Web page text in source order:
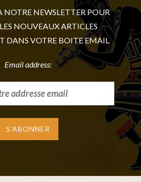
NOTRE NEWSLETTER POUR
NOUVEAUX ARTICLES
DANS VOTRE BOITE EMAIL
Email address: